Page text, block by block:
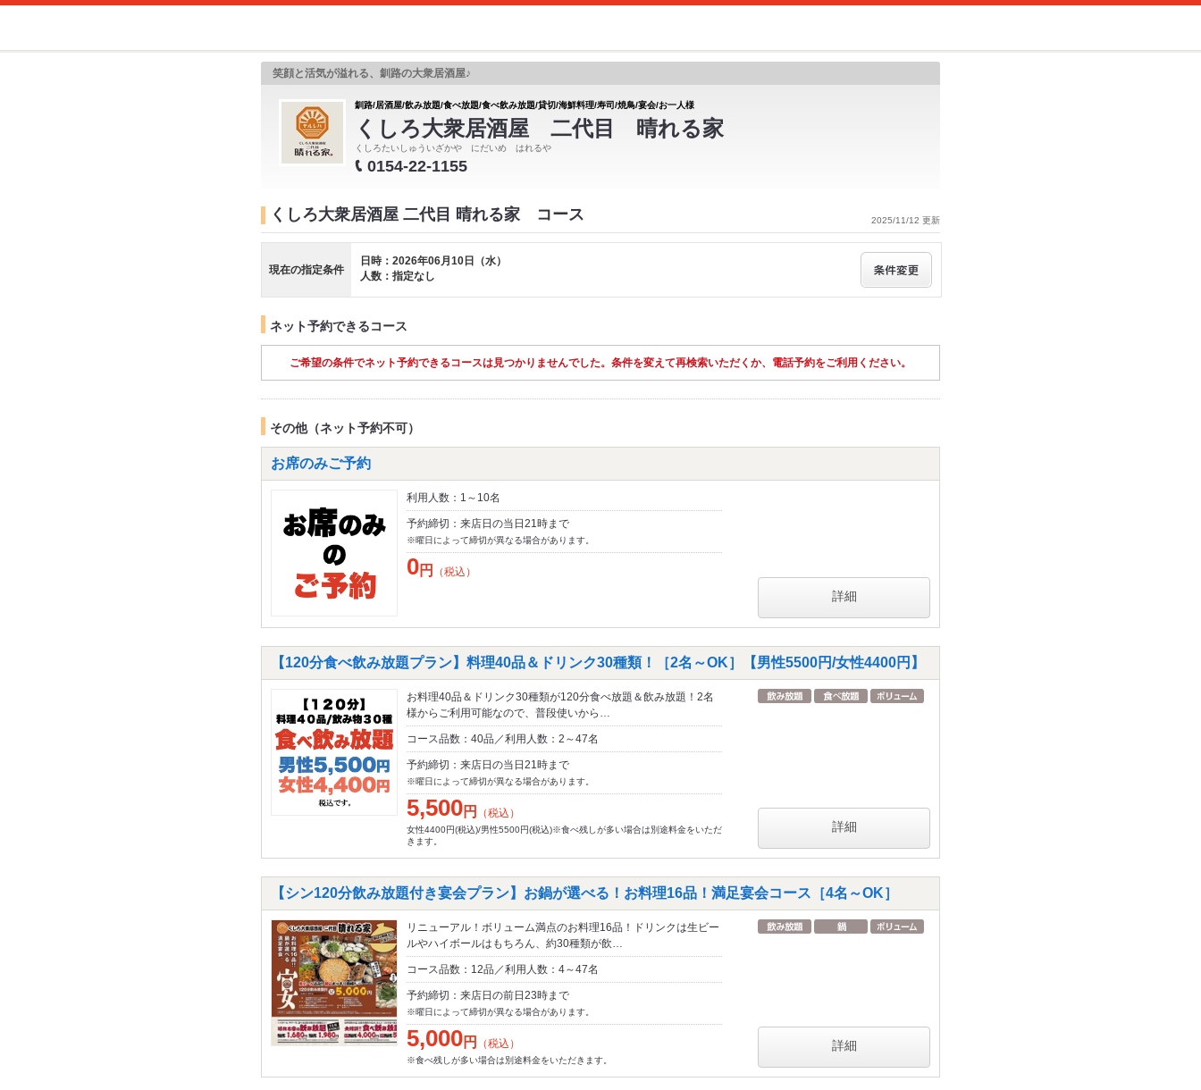
笑顔と活気が溢れる、釧路の大衆居酒屋♪
釧路/居酒屋/飲み放題/食べ放題/食べ飲み放題/貸切/海鮮料理/寿司/焼鳥/宴会/お一人様
くしろ大衆居酒屋 二代目 晴れる家
くしろたいしゅういざかや にだいめ はれるや
0154-22-1155
2025/11/12 更新
くしろ大衆居酒屋 二代目 晴れる家 コース
現在の指定条件
日時：2026年06月10日（水）
人数：指定なし
ネット予約できるコース
ご希望の条件でネット予約できるコースは見つかりませんでした。条件を変えて再検索いただくか、電話予約をご利用ください。
その他（ネット予約不可）
お席のみご予約
利用人数：1～10名
予約締切：来店日の当日21時まで
※曜日によって締切が異なる場合があります。
0円 （税込）
詳細
【120分食べ飲み放題プラン】料理40品＆ドリンク30種類！［2名～OK］【男性5500円/女性4400円】
お料理40品＆ドリンク30種類が120分食べ放題＆飲み放題！2名
様からご利用可能なので、普段使いから…
コース品数：40品／利用人数：2～47名
予約締切：来店日の当日21時まで
※曜日によって締切が異なる場合があります。
5,500円 （税込）
女性4400円(税込)/男性5500円(税込)※食べ残しが多い場合は別途料金をいただ
きます。
詳細
【シン120分飲み放題付き宴会プラン】お鍋が選べる！お料理16品！満足宴会コース［4名～OK］
リニューアル！ボリューム満点のお料理16品！ドリンクは生ビー
ルやハイボールはもちろん、約30種類が飲…
コース品数：12品／利用人数：4～47名
予約締切：来店日の前日23時まで
※曜日によって締切が異なる場合があります。
5,000円 （税込）
※食べ残しが多い場合は別途料金をいただきます。
詳細